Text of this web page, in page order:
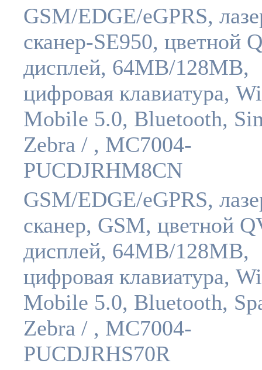
GSM/EDGE/eGPRS,
сканер-SE950, цветной
дисплей, 64MB/128MB,
цифровая клавиатура,
Mobile 5.0, Bluetooth,
Zebra / , MC7004-
PUCDJRHM8CN
GSM/EDGE/eGPRS,
сканер, GSM, цветной
дисплей, 64MB/128MB,
цифровая клавиатура,
Mobile 5.0, Bluetooth,
Zebra / , MC7004-
PUCDJRHS70R